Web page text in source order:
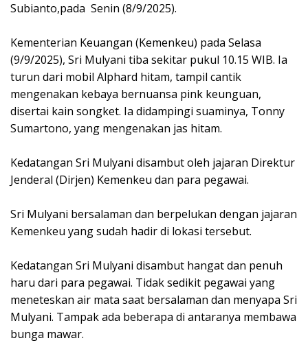
Subianto,pada Senin (8/9/2025).
‎Kementerian Keuangan (Kemenkeu) pada Selasa
(9/9/2025), Sri Mulyani tiba sekitar pukul 10.15 WIB. Ia
turun dari mobil Alphard hitam, tampil cantik
mengenakan kebaya bernuansa pink keunguan,
disertai kain songket. Ia didampingi suaminya, Tonny
Sumartono, yang mengenakan jas hitam.
‎Kedatangan Sri Mulyani disambut oleh jajaran Direktur
Jenderal (Dirjen) Kemenkeu dan para pegawai.
‎Sri Mulyani bersalaman dan berpelukan dengan jajaran
Kemenkeu yang sudah hadir di lokasi tersebut.
‎Kedatangan Sri Mulyani disambut hangat dan penuh
haru dari para pegawai. Tidak sedikit pegawai yang
meneteskan air mata saat bersalaman dan menyapa Sri
Mulyani. Tampak ada beberapa di antaranya membawa
bunga mawar.